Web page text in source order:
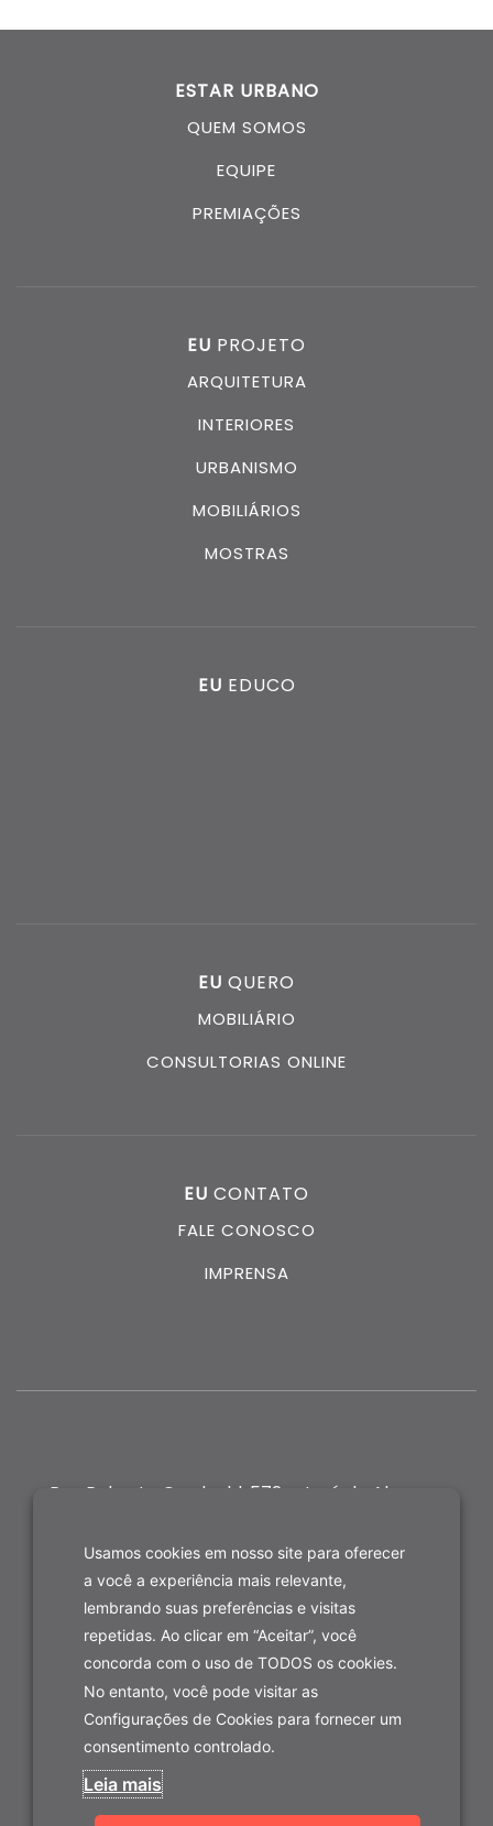
ESTAR URBANO
QUEM SOMOS
EQUIPE
PREMIAÇÕES
EU PROJETO
ARQUITETURA
INTERIORES
URBANISMO
MOBILIÁRIOS
MOSTRAS
EU EDUCO
EU QUERO
MOBILIÁRIO
CONSULTORIAS ONLINE
EU CONTATO
FALE CONOSCO
IMPRENSA
Rua Roberto Gradvohl, 572 - José de Alencar,
Usamos cookies em nosso site para oferecer
a você a experiência mais relevante,
lembrando suas preferências e visitas
repetidas. Ao clicar em “Aceitar”, você
concorda com o uso de TODOS os cookies.
No entanto, você pode visitar as
Configurações de Cookies para fornecer um
consentimento controlado.
Leia mais